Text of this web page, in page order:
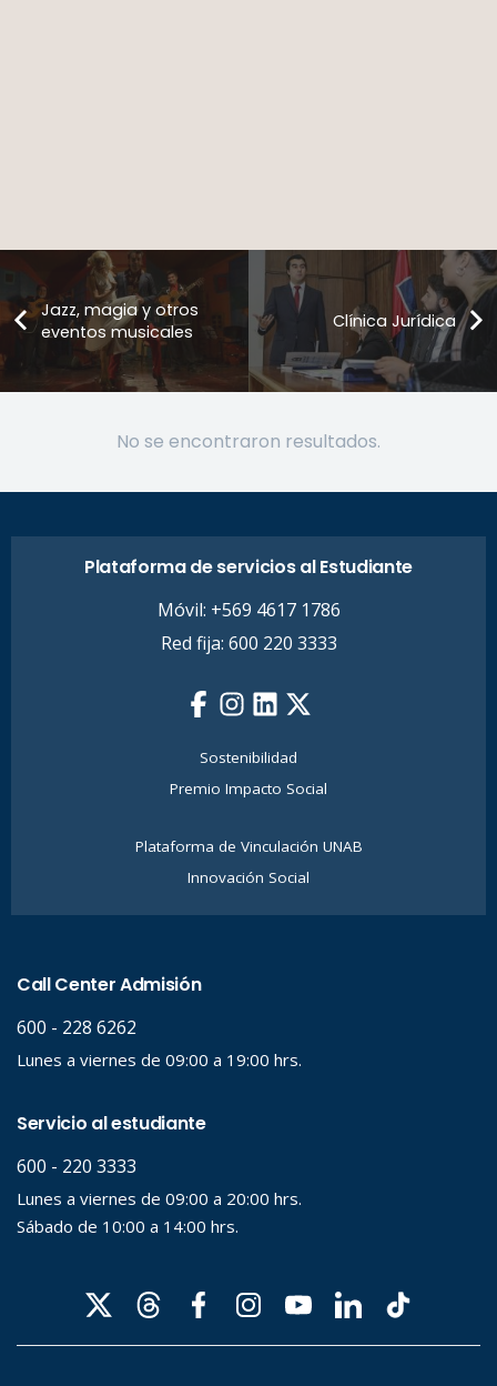
Jazz, magia y otros
eventos musicales
Clínica Jurídica
No se encontraron resultados.